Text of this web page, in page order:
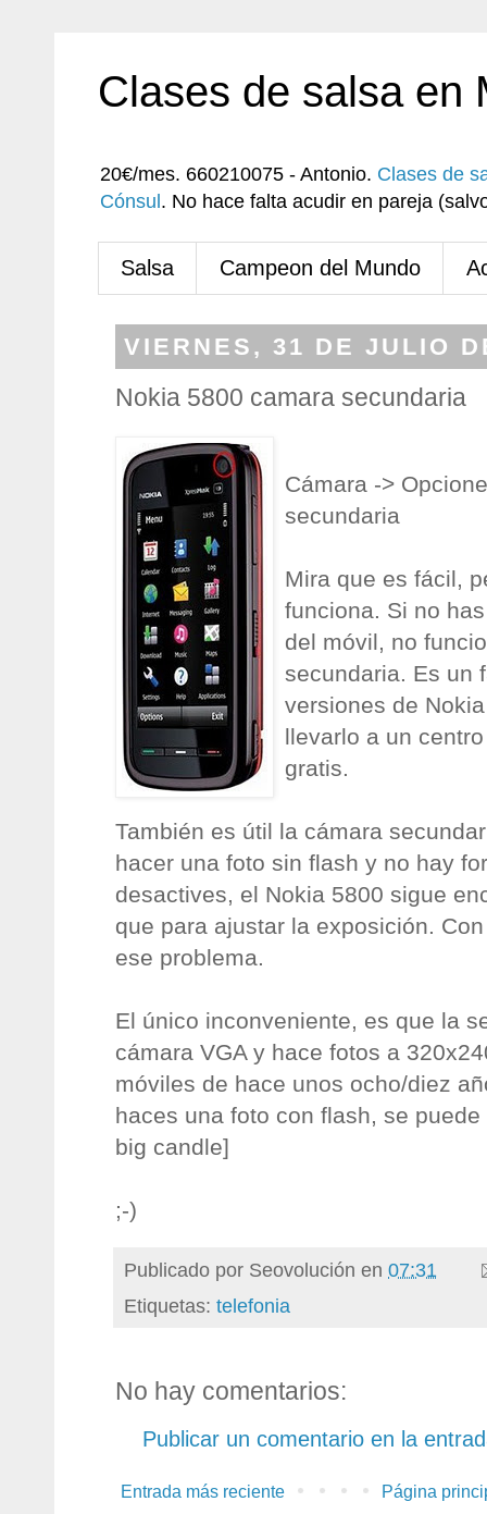
Clases de salsa en
20€/mes. 660210075 - Antonio. Clases de
Cónsul . No hace falta acudir en pareja
Salsa Campeon del Mundo
VIERNES, 31 DE JULIO
Nokia 5800 camara secundaria
Cámara ->
secundaria
Mira que es fácil,
funciona. Si no
del móvil, no
secundaria. Es un
versiones de
llevarlo a un
gratis.
También es útil la cámara
hacer una foto sin flash y no hay
desactives, el Nokia 5800 sigue
que para ajustar la exposición.
ese problema.
El único inconveniente, es que la
cámara VGA y hace fotos a
móviles de hace unos ocho/diez
haces una foto con flash, se
big candle]
;-)
Publicado por Seovolución en 07:31
Etiquetas: telefonia
No hay comentarios:
Publicar un comentario en la
Entrada más reciente Página